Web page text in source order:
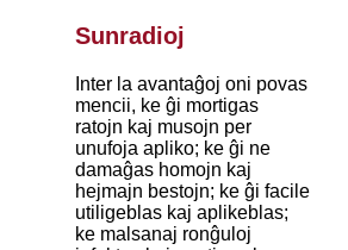
Sunradioj
Inter la avantaĝoj oni povas
mencii, ke ĝi mortigas
ratojn kaj musojn per
unufoja apliko; ke ĝi ne
damaĝas homojn kaj
hejmajn bestojn; ke ĝi facile
utiligeblas kaj aplikeblas;
ke malsanaj ronĝuloj